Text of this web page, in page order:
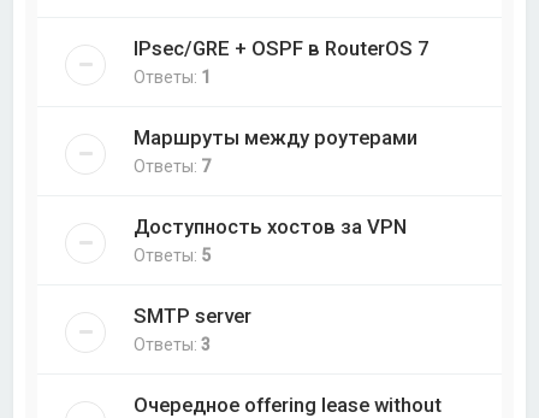
IPsec/GRE + OSPF в RouterOS 7
Ответы: 1
Маршруты между роутерами
Ответы: 7
Доступность хостов за VPN
Ответы: 5
SMTP server
Ответы:3
Очередное offering lease without